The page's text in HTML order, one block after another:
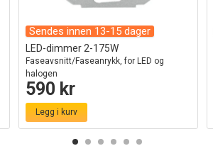
Sendes innen 13-15 dager
LED-dimmer 2-175W
Faseavsnitt/Faseanrykk, for LED og
halogen
590 kr
Legg i kurv